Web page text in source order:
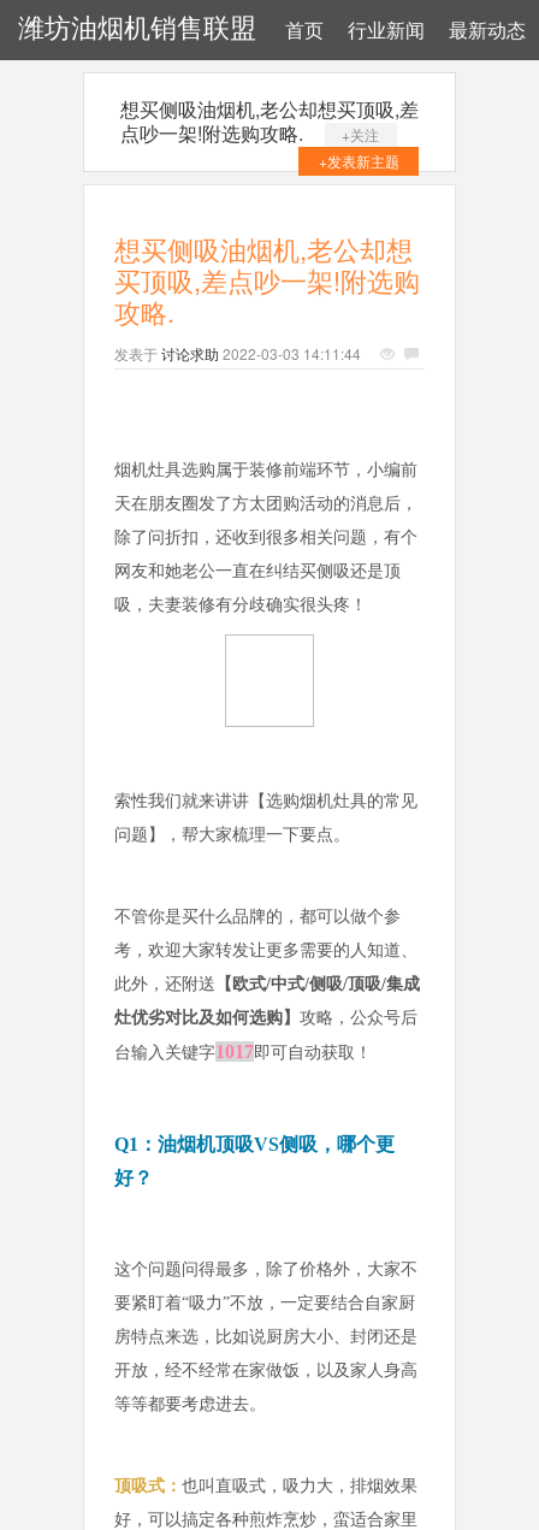
潍坊油烟机销售联盟 首页 行业新闻 最新动态
想买侧吸油烟机,老公却想买顶吸,差
点吵一架!附选购攻略.
+关注
+发表新主题
想买侧吸油烟机,老公却想
买顶吸,差点吵一架!附选购
攻略.
发表于讨论求助 2022-03-03 14:11:44
烟机灶具选购属于装修前端环节，小编前
天在朋友圈发了方太团购活动的消息后，
除了问折扣，还收到很多相关问题，有个
网友和她老公一直在纠结买侧吸还是顶
吸，夫妻装修有分歧确实很头疼！
索性我们就来讲讲【选购烟机灶具的常见
问题】，帮大家梳理一下要点。
不管你是买什么品牌的，都可以做个参
考，欢迎大家转发让更多需要的人知道、
此外，还附送 【欧式/中式/侧吸/顶吸/集成
灶优劣对比及如何选购】 攻略，公众号后
台输入关键字1017即可自动获取！
Q1：油烟机顶吸VS侧吸，哪个更
好？
这个问题问得最多，除了价格外，大家不
要紧盯着“吸力”不放，一定要结合自家厨
房特点来选，比如说厨房大小、封闭还是
开放，经不经常在家做饭，以及家人身高
等等都要考虑进去。
顶吸式： 也叫直吸式，吸力大，排烟效果
好，可以搞定各种煎炸烹炒，蛮适合家里